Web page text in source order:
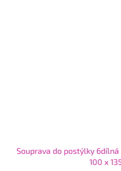
Souprava do postýlky
100 x